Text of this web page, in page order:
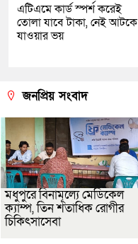
এটিএমে কার্ড স্পর্শ করেই
তোলা যাবে টাকা, নেই আটকে
যাওয়ার ভয়
জনপ্রিয় সংবাদ
মধুপুরে বিনামূল্যে মেডিকেল
ক্যাম্প, তিন শতাধিক রোগীর
চিকিৎসাসেবা